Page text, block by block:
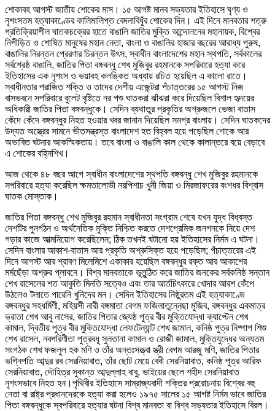
শোকাবহ আগস্ট জাতীয় শোকের মাস। ১৫ আগষ্ট মানব সভ্যতার ইতিহাসে ঘৃণ্য ও
নৃশংসতম হত্যাকাণ্ডের কালিমালিপ্ত বেদনাবিধূঁর শোকের দিন। এই দিনে মানবতার শত্রু
প্রতিক্রিয়াশীল ঘাতকচক্রের হাতে বাঙালি জাতির মুক্তি আন্দোলনের মহানায়ক, বিশ্বের
নিপীড়িত ও শোষিত মানুষের মহান নেতা, বাংলা ও বাঙালির হাজার বছরের আরাধ্য পুরুষ,
বাঙালির নিরন্তন প্রেরণার চিরন্তন উৎস, স্বাধীন বাংলাদেশের মহান স্থপতি, সর্বকালের
সর্বশ্রেষ্ঠ বাঙালি, জাতির পিতা বঙ্গবন্ধু শেখ মুজিবুর রহমানকে সপরিবারে হত্যা করে
ইতিহাসের এক নৃশংস ও ভয়াবহ কলঙ্কিত অধ্যায় রচিত হয়েছিল এ কালো রাতে।
স্বাধীনতার পরাজিত শক্তি ও তাদের দেশীয় এজেন্টরা পঁচাত্তরের ১৫ আগস্ট নিজ
বাসভবনে সপরিবারে বুলেট বৃষ্টিতে নর পশু ঘাতকরা ঝাঁঝরা করে দিয়েছিল বিশাল হৃদয়ের
অধিকারী জাতির পিতা বঙ্গবন্ধুকে। সেদিন ব্যথাতুর প্রকৃতির অশ্রুজলে ভেজা বাতাস
কেঁদে কেঁদে বঙ্গবন্ধুর নিহত হওয়ার খবর জানান দিয়েছিল সমগ্র বাংলায়। সেদিন ঘাতকদের
উদ্যত অস্ত্রের সামনে ভীতসন্ত্রস্ত বাংলাদেশ হত বিহ্বল হয়ে পড়েছিল শোকে আর
অভাবিত ঘটনার আকস্মিকতায়। তবে বাংলা ও বাঙালি কাল থেকে কালান্তরে বয়ে বেড়াবে
এ শোকের বহ্নিশিখ।
আজ থেকে ৪৮ বছর আগে স্বাধীন বাংলাদেশের স্থপতি বঙ্গবন্ধু শেখ মুজিবুর রহমানকে
সপরিবারে হত্যা করেছিল ক্ষমতালোভী নরপিশাচ খুনী জিয়া ও মিরজাফরের বংশধর বিশ্বাস
ঘাতক মোস্তাক।
জাতির পিতা বঙ্গবন্ধু শেখ মুজিবুর রহমান স্বাধীনতা সংগ্রাম শেষে যখন যুদ্ধ বিধ্বস্ত
দেশটির পুনর্গঠন ও অর্থনৈতিক মুক্তি নিশ্চিত করতে দেশপ্রেমিক জনগনকে নিয়ে দেশ
গড়ার কাজে আত্মনিয়োগ করেছিলেন; ঠিক তখনই ঘটানো হয় ইতিহাসের নির্মম এ ঘটনা।
সেদিন বাংলার আকাশ-বাতাস আর প্রকৃতি অশ্রুসিক্ত হয়ে পড়েছিল; পঁচাত্তরের এই
দিনে আগস্ট আর শ্রাবণ মিলেমিশে একাকার হয়েছিল বঙ্গবন্ধুর রক্ত আর আকাশের
মর্মছেঁড়া অশ্রুর প্লাবনে। বিশ্ব মানবতাকে ভূলুন্ঠিত করে জাতির জনকের সর্বকনিষ্ঠ সন্তান
শেখ রাসেলের শত আকুতি মিনতি সত্বেও এবং তার আর্তচিৎকারে খোদার আরশ কেঁপে
উঠলেও টলাতে পারেনি খুনিদের মন। সেদিন ইতিহাসের নিষ্ঠুরতম এই হত্যাকাণ্ডে
বঙ্গবন্ধুর সহধর্মিণী, মহিয়সী নারী বঙ্গমাতা বেগম ফজিলাতুন্নেছা মুজিব, বঙ্গবন্ধুর একমাত্র
ভ্রাতা শেখ আবু নাসের, জাতির পিতার জ্যেষ্ঠ পুত্র বীর মুক্তিযোদ্ধা ক্যাপ্টেন শেখ
কামাল, দ্বিতীয় পুত্র বীর মুক্তিযোদ্ধা লেফটেন্যান্ট শেখ জামাল, কনিষ্ঠ পুত্র নিষ্পাপ শিশু
শেখ রাসেল, নবপরিণীতা পুত্রবধূ সুলতানা কামাল ও রোজী জামাল, মুক্তিযুদ্ধের অন্যতম
সংগঠক শেখ ফজলুল হক মণি ও তাঁর অন্তঃসত্ত্বা স্ত্রী বেগম আরজু মণি, জাতির পিতার
ভগ্নিপতি আব্দুর রব সেরনিয়াবাত, তাঁর ছোট মেয়ে বেবী সেরনিয়াবাত, কনিষ্ঠ পুত্র আরিফ
সেরনিয়াবাত, দৌহিত্র সুকান্ত আব্দুল্লাহ বাবু, ভাইয়ের ছেলে শহীদ সেরনিয়াবাত
নৃশংসভাবে নিহত হন।পৃথিবীর ইতিহাসে সাম্রাজ্যবাদী শক্তির প্ররোচনায় বিশ্বের বহু
নেতা বা রাষ্ট্র প্রধানদেরকে হত্যা করা হলেও ১৯৭৫ সালের ১৫ আগষ্ট নির্মম ভাবে জাতির
পিতা বঙ্গবন্ধুকে স্বপরিবারে হত্যার ঘটনা বিশ্ব মানবতা বা বিশ্ব সভ্যতার ইতিহাসে বিরল।